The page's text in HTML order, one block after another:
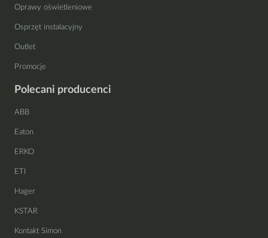
Oprawy oświetleniowe
Osprzęt instalacyjny
Outlet
Promocje
Polecani producenci
ABB
Eaton
ERKO
ETI
Hager
KSTAR
Kontakt Simon